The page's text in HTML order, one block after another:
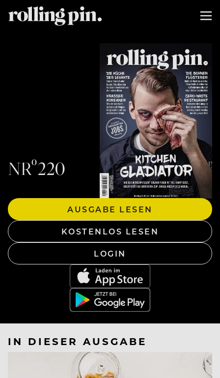
NRº220
AUSGABE LESEN
KOSTENLOS LESEN
LOGIN
IN DIESER AUSGABE